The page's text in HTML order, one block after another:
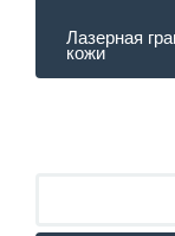
Лазерная
кожи